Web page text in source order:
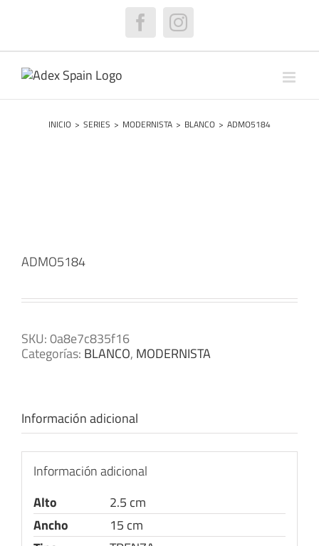
FacebookInstagram
INICIO > SERIES > MODERNISTA > BLANCO > ADMO5184
ADMO5184
SKU:0a8e7c835f16
Categorías: BLANCO, MODERNISTA
Información adicional
Información adicional
Alto
2.5 cm
Ancho
15 cm